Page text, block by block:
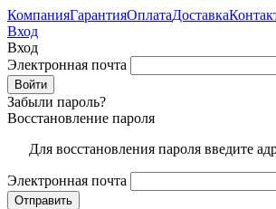
КомпанияГарантияОплатаДоставка
Вход
Вход
Электронная почта
Забыли пароль?
Восстановление пароля
Для восстановления пароля введите
Электронная почта